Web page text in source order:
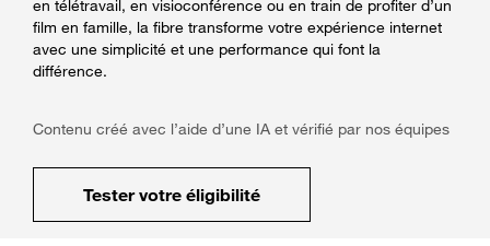
en télétravail, en visioconférence ou en train de profiter d’un
film en famille, la fibre transforme votre expérience internet
avec une simplicité et une performance qui font la
différence.
Contenu créé avec l’aide d’une IA et vérifié par nos équipes
Tester votre éligibilité